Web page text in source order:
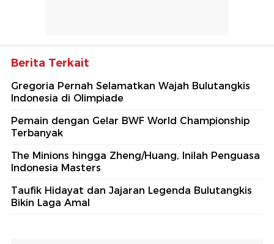
Berita Terkait
Gregoria Pernah Selamatkan Wajah Bulutangkis
Indonesia di Olimpiade
Pemain dengan Gelar BWF World Championship
Terbanyak
The Minions hingga Zheng/Huang, Inilah Penguasa
Indonesia Masters
Taufik Hidayat dan Jajaran Legenda Bulutangkis
Bikin Laga Amal